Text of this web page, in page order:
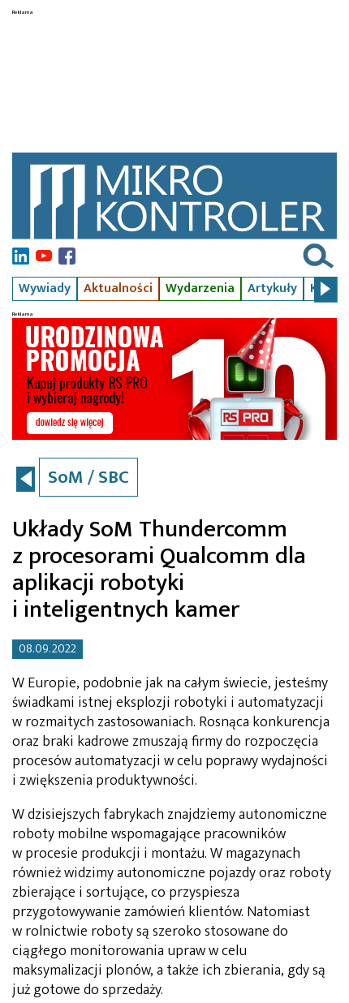
Wywiady Aktualności Wydarzenia Artykuły Kursy
SoM / SBC
Układy SoM Thundercomm
z procesorami Qualcomm dla
aplikacji robotyki
i inteligentnych kamer
08.09.2022
W Europie, podobnie jak na całym świecie, jesteśmy
świadkami istnej eksplozji robotyki i automatyzacji
w rozmaitych zastosowaniach. Rosnąca konkurencja
oraz braki kadrowe zmuszają firmy do rozpoczęcia
procesów automatyzacji w celu poprawy wydajności
i zwiększenia produktywności.
W dzisiejszych fabrykach znajdziemy autonomiczne
roboty mobilne wspomagające pracowników
w procesie produkcji i montażu. W magazynach
również widzimy autonomiczne pojazdy oraz roboty
zbierające i sortujące, co przyspiesza
przygotowywanie zamówień klientów. Natomiast
w rolnictwie roboty są szeroko stosowane do
ciągłego monitorowania upraw w celu
maksymalizacji plonów, a także ich zbierania, gdy są
już gotowe do sprzedaży.